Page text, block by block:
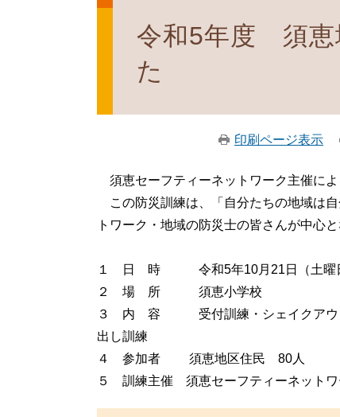
令和5年度 須恵
た
印刷ページ表示
須恵セーフティーネットワーク主催によ
この防災訓練は、「自分たちの地域は
トワーク・地域の防災士の皆さんが中心
１ 日 時 令和5年10月21日（土曜
２ 場 所 須恵小学校
３ 内 容 受付訓練・シェイクアウト
出し訓練
４ 参加者 須恵地区住民 80人
５ 訓練主催 須恵セーフティーネットワ